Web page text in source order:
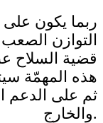
ربما يكون
التوازن
قضية السلاح
هذه المهمّة
ثم على الدعم
والخارج.